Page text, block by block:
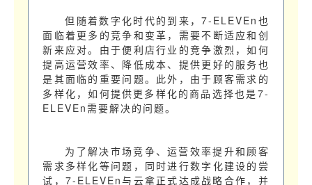
但随着数字化时代的到来，7-ELEVEn也
面临着更多的竞争和变革，需要不断适应和创
新来应对。由于便利店行业的竞争激烈，如何
提高运营效率、降低成本、提供更好的服务也
是其面临的重要问题。此外，由于顾客需求的
多样化，如何提供更多样化的商品选择也是7-
ELEVEn需要解决的问题。
为了解决市场竞争、运营效率提升和顾客
需求多样化等问题，同时进行数字化建设的尝
试，7-ELEVEn与云拿正式达成战略合作，并